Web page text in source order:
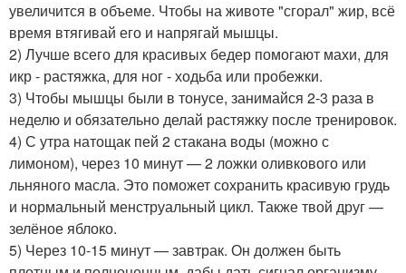
увеличится в объеме. Чтобы на животе "сгорал" жир, всё
время втягивай его и напрягай мышцы.
2) Лучше всего для красивых бедер помогают махи, для
икр - растяжка, для ног - ходьба или пробежки.
3) Чтобы мышцы были в тонусе, занимайся 2-3 раза в
неделю и обязательно делай растяжку после тренировок.
4) С утра натощак пей 2 стакана воды (можно с
лимоном), через 10 минут — 2 ложки оливкового или
льняного масла. Это поможет сохранить красивую грудь
и нормальный менструальный цикл. Также твой друг —
зелёное яблоко.
5) Через 10-15 минут — завтрак. Он должен быть